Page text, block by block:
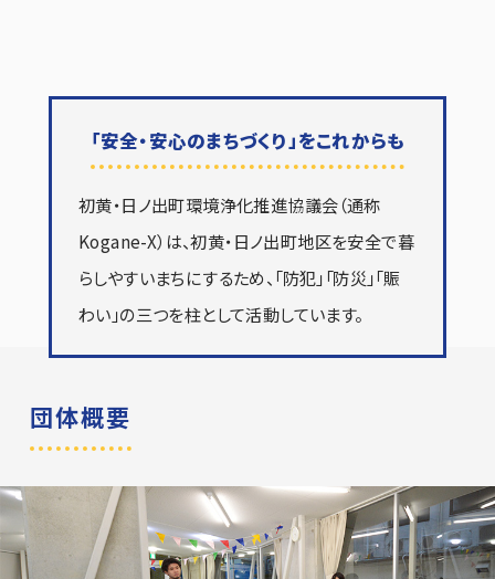
「安全・安心のまちづくり」をこれからも
初黄・日ノ出町環境浄化推進協議会（通称
Kogane-X）は、初黄・日ノ出町地区を安全で暮
らしやすいまちにするため、「防犯」「防災」「賑
わい」の三つを柱として活動しています。
団体概要